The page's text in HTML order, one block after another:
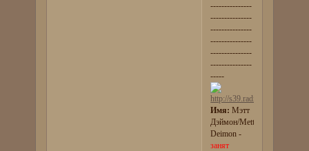
---------------
---------------
---------------
---------------
---------------
---------------
-----
Имя: Мэтт
Дэймон/Mett
Deimon -
занят